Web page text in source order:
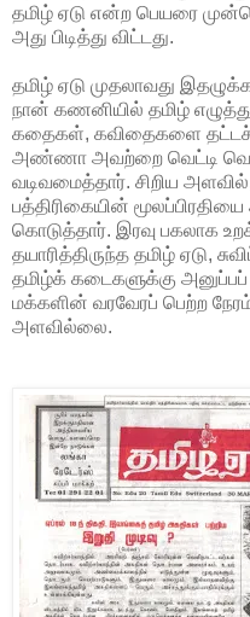
தமிழ் ஏடு என்ற பெயரை
அது பிடித்து விட்டது.
தமிழ் ஏடு முதலாவது
நான் கணனியில் தமிழ்
கதைகள், கவிதைகளை
அண்ணா அவற்றை வெட்டி
வடிவமைத்தார். சிறிய
பத்திரிகையின்
கொடுத்தார். இரவு பகலாக
தயாரித்திருந்த தமிழ் ஏடு,
தமிழ்க் கடைகளுக்கு அனுப்பப்
மக்களின் வரவேரப் பெற்ற
அளவில்லை.